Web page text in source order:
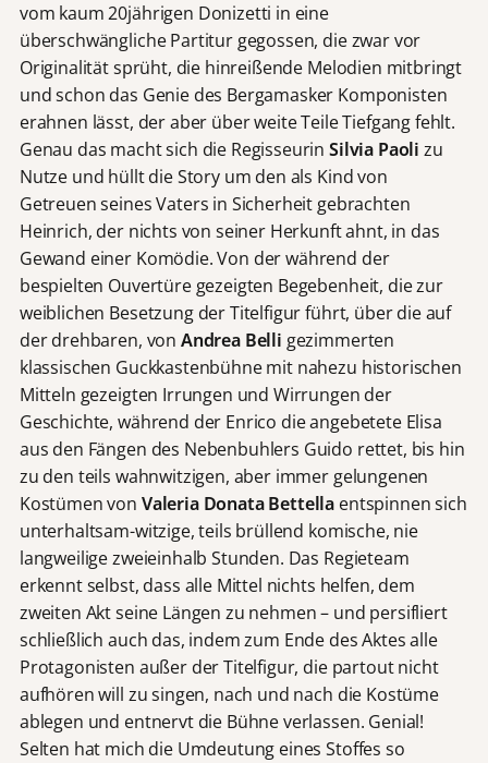
vom kaum 20jährigen Donizetti in eine
überschwängliche Partitur gegossen, die zwar vor
Originalität sprüht, die hinreißende Melodien mitbringt
und schon das Genie des Bergamasker Komponisten
erahnen lässt, der aber über weite Teile Tiefgang fehlt.
Genau das macht sich die Regisseurin Silvia Paoli zu
Nutze und hüllt die Story um den als Kind von
Getreuen seines Vaters in Sicherheit gebrachten
Heinrich, der nichts von seiner Herkunft ahnt, in das
Gewand einer Komödie. Von der während der
bespielten Ouvertüre gezeigten Begebenheit, die zur
weiblichen Besetzung der Titelfigur führt, über die auf
der drehbaren, von Andrea Belli gezimmerten
klassischen Guckkastenbühne mit nahezu historischen
Mitteln gezeigten Irrungen und Wirrungen der
Geschichte, während der Enrico die angebetete Elisa
aus den Fängen des Nebenbuhlers Guido rettet, bis hin
zu den teils wahnwitzigen, aber immer gelungenen
Kostümen von Valeria Donata Bettella entspinnen sich
unterhaltsam-witzige, teils brüllend komische, nie
langweilige zweieinhalb Stunden. Das Regieteam
erkennt selbst, dass alle Mittel nichts helfen, dem
zweiten Akt seine Längen zu nehmen – und persifliert
schließlich auch das, indem zum Ende des Aktes alle
Protagonisten außer der Titelfigur, die partout nicht
aufhören will zu singen, nach und nach die Kostüme
ablegen und entnervt die Bühne verlassen. Genial!
Selten hat mich die Umdeutung eines Stoffes so